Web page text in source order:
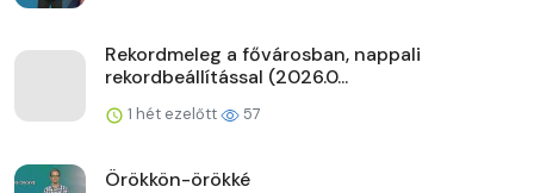
Rekordmeleg a fővárosban, nappali
rekordbeállítással (2026.0...
1 hét ezelőtt 57
Örökkön-örökké